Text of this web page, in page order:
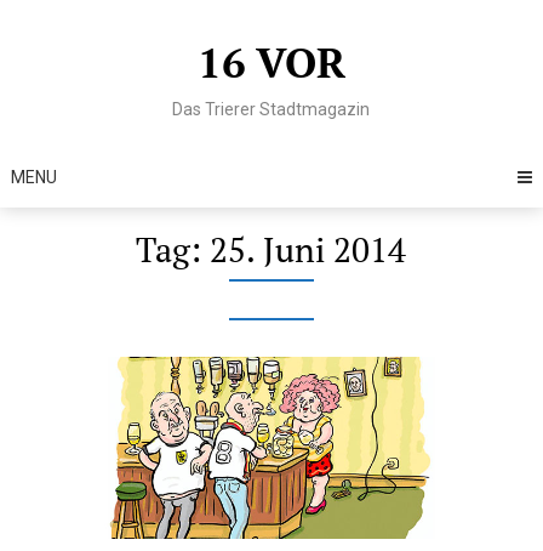
16 VOR
Das Trierer Stadtmagazin
MENU
Tag: 25. Juni 2014